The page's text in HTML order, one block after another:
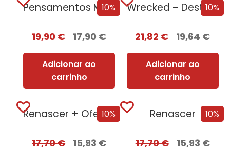
10%
Pensamentos Malignos
19,90€ 17,90 €
Adicionar ao
carrinho
10%
Wrecked – Destruição e Ruína
21,82€ 19,64 €
Adicionar ao
carrinho
10%
Renascer + Oferta Corpus
17,70€ 15,93 €
10%
Renascer
17,70€ 15,93 €